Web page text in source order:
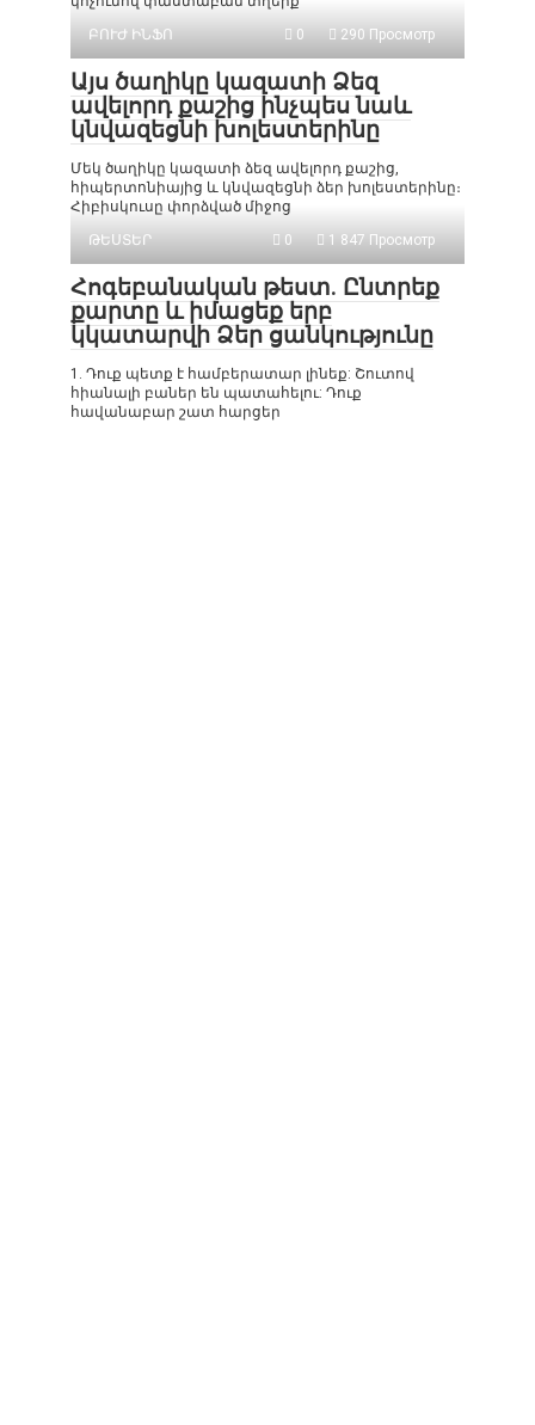
ԲՈՒԺ ԻՆՖՈ
0 290 Просмотр
Այս ծաղիկը կազատի Ձեզ
ավելորդ քաշից ինչպես նաև
կնվազեցնի խոլեստերինը
Մեկ ծաղիկը կազատի ձեզ ավելորդ քաշից,
հիպերտոնիայից և կնվազեցնի ձեր խոլեստերինը։
Հիբիսկուսը փորձված միջոց
ԹԵՍՏԵՐ
0 1 847 Просмотр
Հոգեբանական թեստ. Ընտրեք
քարտը և իմացեք երբ
կկատարվի Ձեր ցանկությունը
1. Դուք պետք է համբերատար լինեք: Շուտով
հիանալի բաներ են պատահելու: Դուք
հավանաբար շատ հարցեր